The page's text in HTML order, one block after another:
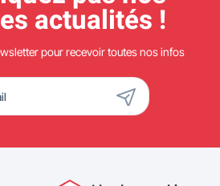
actualités !
pour recevoir toutes nos infos